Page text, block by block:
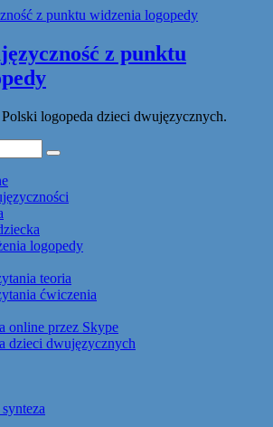
z punktu
logopeda dzieci dwujęzycznych.
logopedy
teoria
ćwiczenia
online przez Skype
dzieci dwujęzycznych